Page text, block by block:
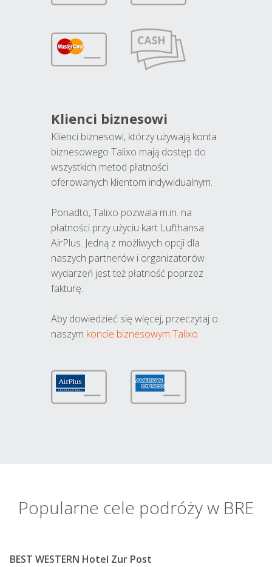
Klienci biznesowi
Klienci biznesowi, którzy używają konta
biznesowego Talixo mają dostęp do
wszystkich metod płatności
oferowanych klientom indywidualnym.
Ponadto, Talixo pozwala m.in. na
płatności przy użyciu kart Lufthansa
AirPlus. Jedną z możliwych opcji dla
naszych partnerów i organizatorów
wydarzeń jest też płatność poprzez
fakturę.
Aby dowiedzieć się więcej, przeczytaj o
naszym koncie biznesowym Talixo
Popularne cele podróży w BRE
BEST WESTERN Hotel Zur Post